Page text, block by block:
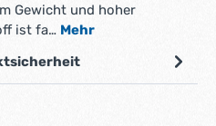
Gewicht und hoher
ist fa… Mehr